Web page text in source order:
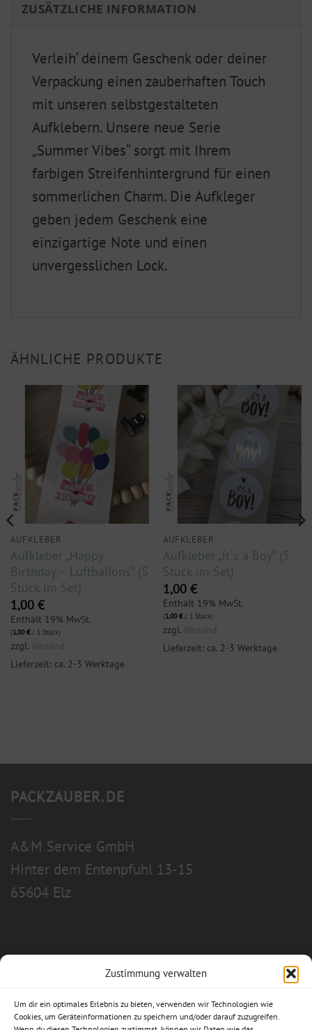
Zustimmung verwalten
Um dir ein optimales Erlebnis zu bieten, verwenden wir Technologien wie
Cookies, um Geräteinformationen zu speichern und/oder darauf zuzugreifen.
ZUSÄTZLICHE INFORMATION
Verleih‘ deinem Geschenk oder deiner
Verpackung einen zauberhaften Touch
mit unseren selbstgestalteten
Aufklebern. Unsere neue Serie
„Summer Vibes“ sorgt mit Ihrem
farbigen Streifenhintergrund für einen
sommerlichen Charm. Die Aufkleger
geben jedem Geschenk eine
einzigartige Note und einen
unvergesslichen Lock.
ÄHNLICHE PRODUKTE
AUFKLEBER
Aufkleber „Happy
Birthday – Luftballons“ (5
Stück im Set)
1,00 €
Enthält 19% MwSt.
(1,00€/ 1 Stück)
zzgl. Versand
Lieferzeit: ca. 2-3 Werktage
AUFKLEBER
Aufkleber „it`s a Boy“ (5
Stück im Set)
1,00 €
Enthält 19% MwSt.
(1,00€/ 1 Stück)
zzgl. Versand
Lieferzeit: ca. 2-3 Werktage
PACKZAUBER.DE
A&M Service GmbH
Hinter dem Entenpfuhl 13-15
65604 Elz
Allgemeine Geschäftsbedingungen
Impressum